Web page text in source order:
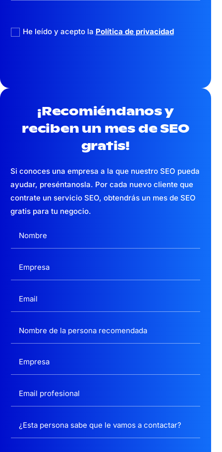
He leído y acepto la Política de privacidad
¡Recomiéndanos y
reciben un mesde SEO
gratis!
Si conoces una empresa a la que nuestro SEO pueda
ayudar, preséntanosla. Por cada nuevo cliente que
contrate un servicio SEO, obtendrás un mes de SEO
gratis para tu negocio.